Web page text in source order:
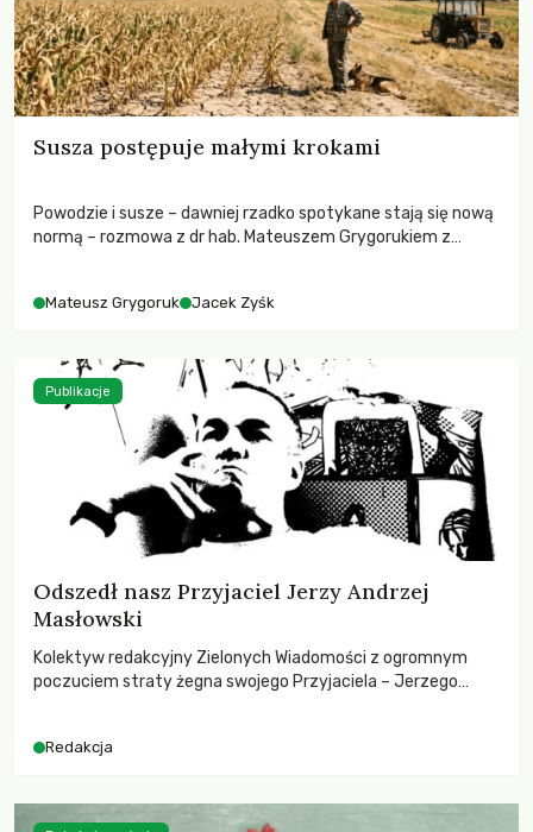
Susza postępuje małymi krokami
Powodzie i susze – dawniej rzadko spotykane stają się nową
normą – rozmowa z dr hab. Mateuszem Grygorukiem z
Mateusz Grygoruk Jacek Zyśk
Odszedł nasz Przyjaciel Jerzy Andrzej
Masłowski
Kolektyw redakcyjny Zielonych Wiadomości z ogromnym
poczuciem straty żegna swojego Przyjaciela – Jerzego
Redakcja
Publikacje